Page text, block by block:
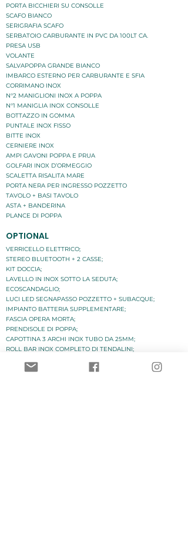
PORTA BICCHIERI SU CONSOLLE
SCAFO BIANCO
SERIGRAFIA SCAFO
SERBATOIO CARBURANTE IN PVC DA 100LT CA.
PRESA USB
VOLANTE
SALVAPOPPA GRANDE BIANCO
IMBARCO ESTERNO PER CARBURANTE E SFIA
CORRIMANO INOX
N°2 MANIGLIONI INOX A POPPA
N°1 MANIGLIA INOX CONSOLLE
BOTTAZZO IN GOMMA
PUNTALE INOX FISSO
BITTE INOX
CERNIERE INOX
AMPI GAVONI POPPA E PRUA
GOLFARI INOX D’ORMEGGIO
SCALETTA RISALITA MARE
PORTA NERA PER INGRESSO POZZETTO
TAVOLO + BASI TAVOLO
ASTA + BANDERINA
PLANCE DI POPPA
OPTIONAL
VERRICELLO ELETTRICO;
STEREO BLUETOOTH + 2 CASSE;
KIT DOCCIA;
LAVELLO IN INOX SOTTO LA SEDUTA;
ECOSCANDAGLIO;
LUCI LED SEGNAPASSO POZZETTO + SUBACQUE;
IMPIANTO BATTERIA SUPPLEMENTARE;
FASCIA OPERA MORTA;
PRENDISOLE DI POPPA;
CAPOTTINA 3 ARCHI INOX TUBO DA 25MM;
ROLL BAR INOX COMPLETO DI TENDALINI;
TAPPEZZERIA COLORE A SCELTA;